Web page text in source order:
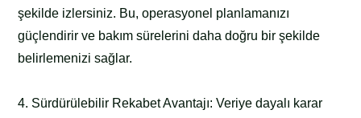
şekilde izlersiniz. Bu, operasyonel planlamanızı
güçlendirir ve bakım sürelerini daha doğru bir şekilde
belirlemenizi sağlar.
4. Sürdürülebilir Rekabet Avantajı: Veriye dayalı karar